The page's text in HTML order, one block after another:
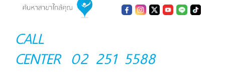
CALL
CENTER 02 251 5588